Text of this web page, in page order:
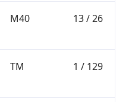
M40 13 / 26
TM 1 / 129